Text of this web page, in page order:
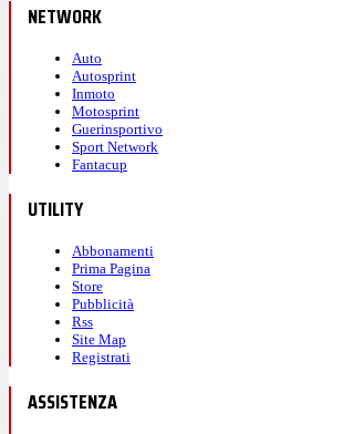
NETWORK
Auto
Autosprint
Inmoto
Motosprint
Guerinsportivo
Sport Network
Fantacup
UTILITY
Abbonamenti
Prima Pagina
Store
Pubblicità
Rss
Site Map
Registrati
ASSISTENZA